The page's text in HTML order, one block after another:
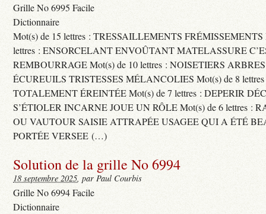
Grille No 6995 Facile
Dictionnaire
Mot(s) de 15 lettres : TRESSAILLEMENTS FRÉMISSEMENTS
lettres : ENSORCELANT ENVOÛTANT MATELASSURE
REMBOURRAGE Mot(s) de 10 lettres : NOISETIERS
ÉCUREUILS TRISTESSES MÉLANCOLIES Mot(s) de 8
TOTALEMENT ÉREINTÉE Mot(s) de 7 lettres : DEPERIR
S’ÉTIOLER INCARNE JOUE UN RÔLE Mot(s) de 6 lettres :
OU VAUTOUR SAISIE ATTRAPÉE USAGEE QUI A ÉTÉ
PORTÉE VERSEE (…)
Solution de la grille No 6994
18 septembre 2025, par Paul Courbis
Grille No 6994 Facile
Dictionnaire